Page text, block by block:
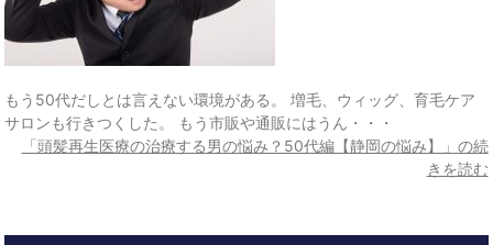
もう50代だしとは言えない環境がある。 増毛、ウィッグ、育毛ケア
サロンも行きつくした。 もう市販や通販にはうん・・・
「頭髪再生医療の治療する男の悩み？50代編【静岡の悩み】」の続
きを読む